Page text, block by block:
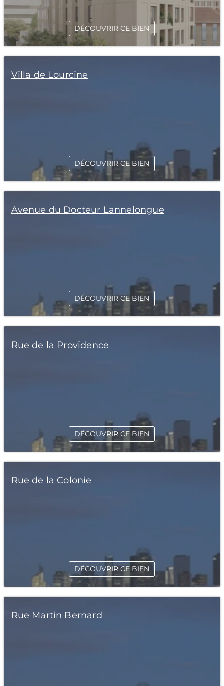
DÉCOUVRIR CE BIEN
Villa de Lourcine
DÉCOUVRIR CE BIEN
Avenue du Docteur Lannelongue
DÉCOUVRIR CE BIEN
Rue de la Providence
DÉCOUVRIR CE BIEN
Rue de la Colonie
DÉCOUVRIR CE BIEN
Rue Martin Bernard